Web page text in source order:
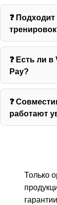
❓
❓ Есть ли
Pay?
❓
работают
Только